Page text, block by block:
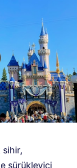
sihir,
sürükleyici